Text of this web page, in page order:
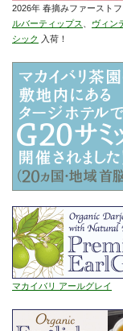
2026年 春摘みファーストフ
ルバーティップス
ヴィン
シック
入荷！
マカイバリ アールグレイ